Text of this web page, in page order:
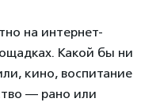
на интернет-
Какой бы ни
кино, воспитание
— рано или